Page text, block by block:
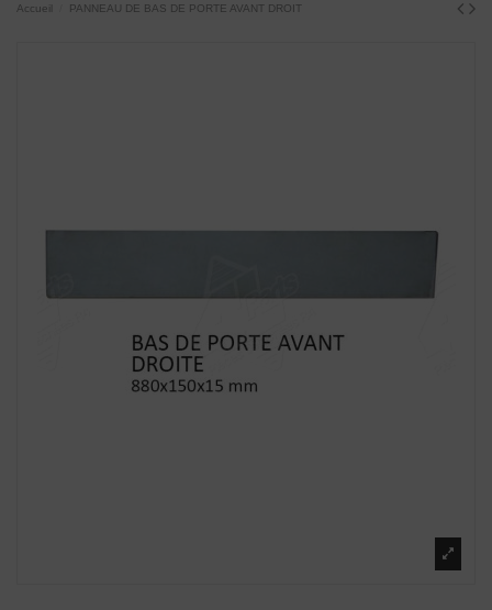
Accueil PANNEAU DE BAS DE PORTE AVANT DROIT